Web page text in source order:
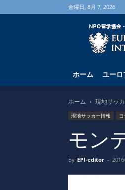
金曜日, 8月 7, 2026
ホーム ユーロ
ホーム 現地サッ
現地サッカー情報
モン
By EPI-editor -